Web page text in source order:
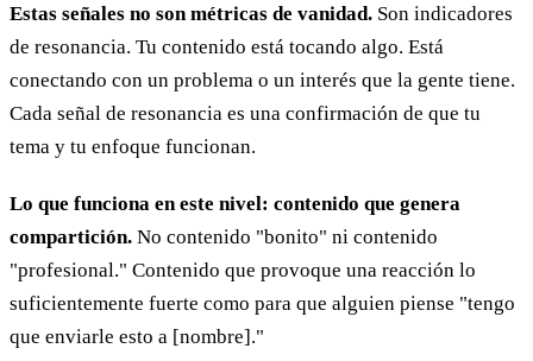
Estas señales no son métricas de vanidad. Son indicadores
de resonancia. Tu contenido está tocando algo. Está
conectando con un problema o un interés que la gente tiene.
Cada señal de resonancia es una confirmación de que tu
tema y tu enfoque funcionan.
Lo que funciona en este nivel: contenido que genera
compartición. No contenido "bonito" ni contenido
"profesional." Contenido que provoque una reacción lo
suficientemente fuerte como para que alguien piense "tengo
que enviarle esto a [nombre]."